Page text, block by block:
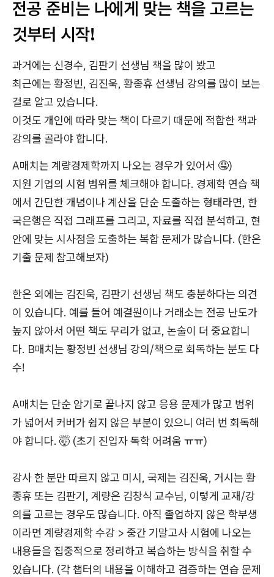
전공 준비는 나에게 맞는 책을 고르는
것부터 시작!
과거에는 신경수, 김판기 선생님 책을 많이 봤고
최근에는 황정빈, 김진욱, 황종휴 선생님 강의를 많이 보는
걸로 알고 있습니다.
이것도 개인에 따라 맞는 책이 다르기 때문에 적합한 책과
강의를 골라야 합니다.
A매치는 계량경제학까지 나오는 경우가 있어서 🤤)
지원 기업의 시험 범위를 체크해야 합니다. 경제학 연습 책
에서 간단한 개념이나 계산을 단순 도출하는 형태라면, 한
국은행은 직접 그래프를 그리고, 자료를 직접 분석하고, 현
안에 맞는 시사점을 도출하는 복합 문제가 많습니다. (한은
기출 문제 참고해보자)
한은 외에는 김진욱, 김판기 선생님 책도 충분하다는 의견
이 있습니다. 예를 들어 예결원이나 거래소는 전공 난도가
높지 않아서 어떤 책도 무리가 없고, 논술이 더 중요합니
다. B매치는 황정빈 선생님 강의/책으로 회독하는 분도 다
수!
A매치는 단순 암기로 끝나지 않고 응용 문제가 많고 범위
가 넓어서 커버가 쉽지 않은 부분이 있으니 여러 번 회독해
야 합니다. 🤯 (초기 진입자 독학 어려움 ㅠㅠ)
강사 한 분만 따르지 않고 미시, 국제는 김진욱, 거시는 황
종휴 또는 김판기, 계량은 김창식 교수님, 이렇게 교재/강
의를 고르는 경우도 많습니다. 아직 졸업하지 않은 학부생
이라면 계량경제학 수강 > 중간 기말고사 시험에 나오는
내용들을 집중적으로 정리하고 복습하는 방식을 취할 수
있습니다. (각 챕터의 내용을 이해하고 검증하는 연습 문제